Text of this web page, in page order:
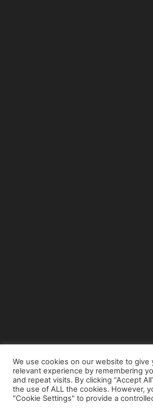
© Copyright 2015 -
We use cookies on our website to give
relevant experience by remembering
and repeat visits. By clicking “Accept
the use of ALL the cookies. However,
"Cookie Settings" to provide a